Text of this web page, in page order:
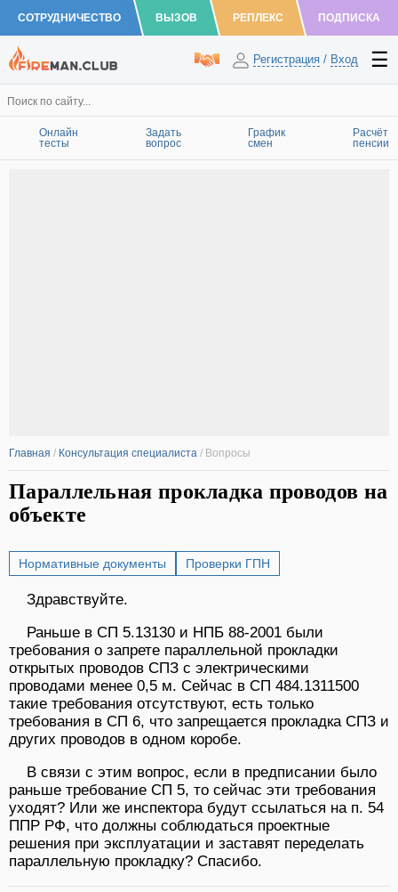
СОТРУДНИЧЕСТВО ВЫЗОВ РЕПЛЕКС ПОДПИСКА
Регистрация / Вход
Онлайн
тесты
Задать
вопрос
График
смен
Расчёт
пенсии
Главная / Консультация специалиста / Вопросы
Параллельная прокладка проводов на
объекте
Нормативные документы Проверки ГПН
Здравствуйте.
Раньше в СП 5.13130 и НПБ 88-2001 были
требования о запрете параллельной прокладки
открытых проводов СПЗ с электрическими
проводами менее 0,5 м. Сейчас в СП 484.1311500
такие требования отсутствуют, есть только
требования в СП 6, что запрещается прокладка СПЗ и
других проводов в одном коробе.
В связи с этим вопрос, если в предписании было
раньше требование СП 5, то сейчас эти требования
уходят? Или же инспектора будут ссылаться на п. 54
ППР РФ, что должны соблюдаться проектные
решения при эксплуатации и заставят переделать
параллельную прокладку? Спасибо.